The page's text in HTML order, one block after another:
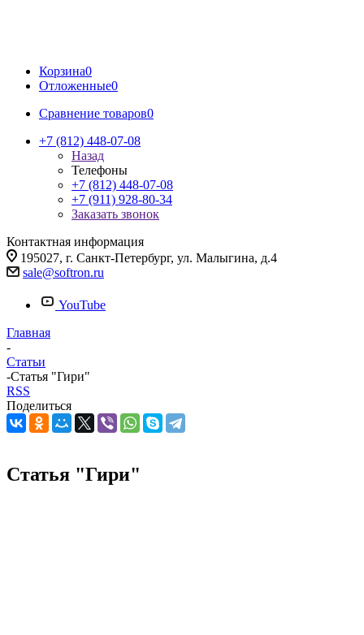
Корзина0
Отложенные0
Сравнение товаров0
+7 (812) 448-07-08
Назад
Телефоны
+7 (812) 448-07-08
+7 (911) 928-80-34
Заказать звонок
Контактная информация
195027, г. Санкт-Петербург, ул. Малыгина, д.4
sale@softron.ru
YouTube
Главная
-
Статьи
-Статья "Гири"
RSS
Поделиться
Статья "Гири"